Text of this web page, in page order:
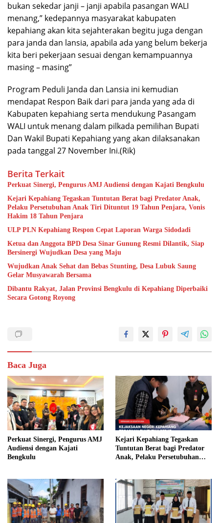
bukan sekedar janji – janji apabila pasangan WALI
menang,” kedepannya masyarakat kabupaten
kepahiang akan kita sejahterakan begitu juga dengan
para janda dan lansia, apabila ada yang belum bekerja
kita beri pekerjaan sesuai dengan kemampuannya
masing – masing”
Program Peduli Janda dan Lansia ini kemudian
mendapat Respon Baik dari para janda yang ada di
Kabupaten kepahiang serta mendukung Pasangam
WALI untuk menang dalam pilkada pemilihan Bupati
Dan Wakil Bupati Kepahiang yang akan dilaksanakan
pada tanggal 27 November Ini.(Rik)
Berita Terkait
Perkuat Sinergi, Pengurus AMJ Audiensi dengan Kajati Bengkulu
Kejari Kepahiang Tegaskan Tuntutan Berat bagi Predator Anak,
Pelaku Persetubuhan Anak Tiri Dituntut 19 Tahun Penjara, Vonis
Hakim 18 Tahun Penjara
ULP PLN Kepahiang Respon Cepat Laporan Warga Sidodadi
Ketua dan Anggota BPD Desa Sinar Gunung Resmi Dilantik, Siap
Bersinergi Wujudkan Desa yang Maju
Wujudkan Anak Sehat dan Bebas Stunting, Desa Lubuk Saung
Gelar Musyawarah Bersama
Dibantu Rakyat, Jalan Provinsi Bengkulu di Kepahiang Diperbaiki
Secara Gotong Royong
Baca Juga
Perkuat Sinergi, Pengurus AMJ
Audiensi dengan Kajati
Bengkulu
Kejari Kepahiang Tegaskan
Tuntutan Berat bagi Predator
Anak, Pelaku Persetubuhan
Penjara